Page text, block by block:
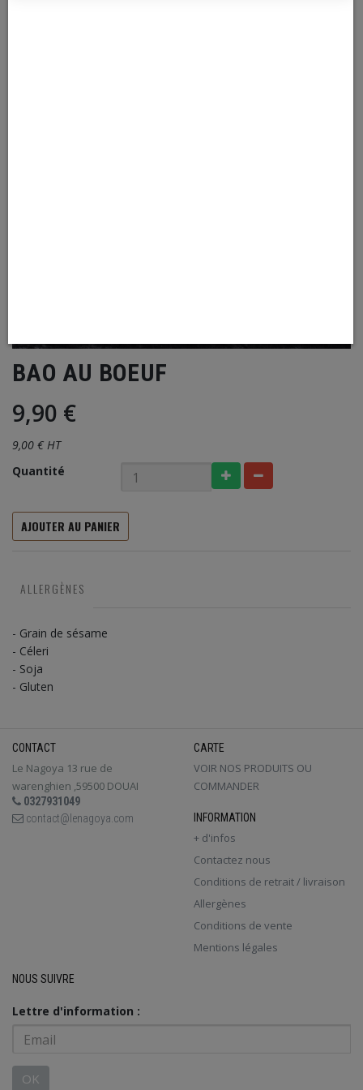
BAO AU BOEUF
9,90 €
9,00 € HT
Quantité
AJOUTER AU PANIER
ALLERGÈNES
- Grain de sésame
- Céleri
- Soja
- Gluten
CONTACT
Le Nagoya 13 rue de
warenghien ,59500 DOUAI
0327931049
contact@lenagoya.com
CARTE
VOIR NOS PRODUITS OU
COMMANDER
INFORMATION
+ d'infos
Contactez nous
Conditions de retrait / livraison
Allergènes
Conditions de vente
Mentions légales
NOUS SUIVRE
Lettre d'information :
OK